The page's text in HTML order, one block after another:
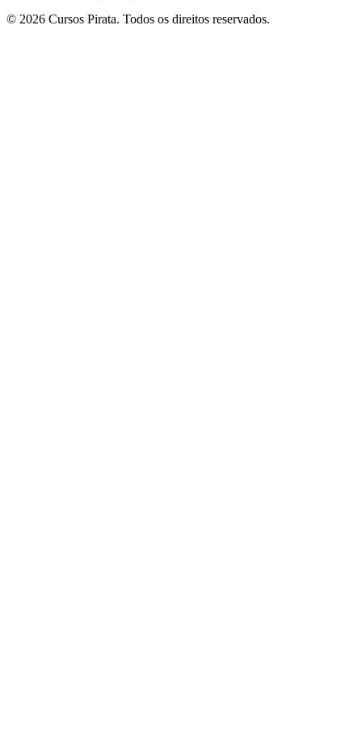
© 2026 Cursos Pirata. Todos os direitos reservados.